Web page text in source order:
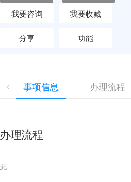
我要咨询 我要收藏
分享 功能
事项信息 办理流程
办理流程
无